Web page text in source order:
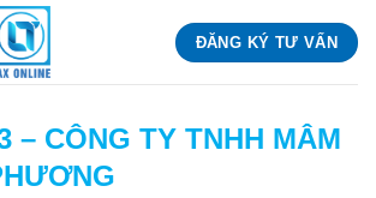
ĐĂNG KÝ TƯ VẤN
– CÔNG TY TNHH MÂM